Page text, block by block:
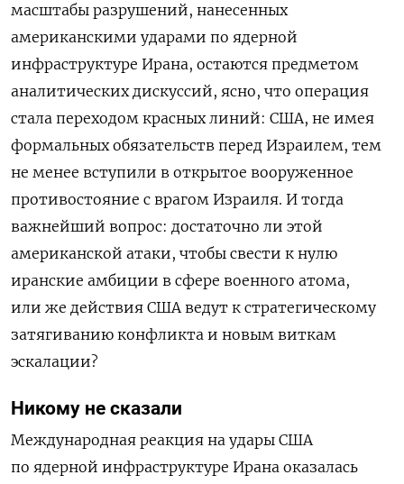
масштабы разрушений, нанесенных
американскими ударами по ядерной
инфраструктуре Ирана, остаются предметом
аналитических дискуссий, ясно, что операция
стала переходом красных линий: США, не имея
формальных обязательств перед Израилем, тем
не менее вступили в открытое вооруженное
противостояние с врагом Израиля. И тогда
важнейший вопрос: достаточно ли этой
американской атаки, чтобы свести к нулю
иранские амбиции в сфере военного атома,
или же действия США ведут к стратегическому
затягиванию конфликта и новым виткам
эскалации?
Никому не сказали
Международная реакция на удары США
по ядерной инфраструктуре Ирана оказалась